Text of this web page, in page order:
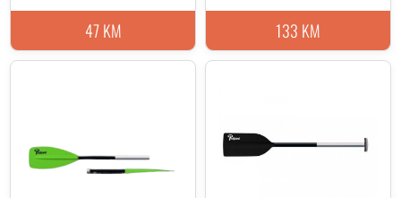
47 KM
133 KM